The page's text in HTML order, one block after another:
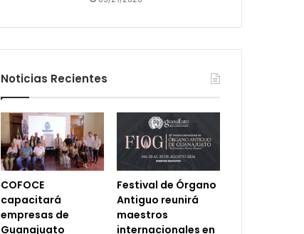
Noticias Recientes
COFOCE
capacitará
empresas de
Guanajuato
Festival de Órgano
Antiguo reunirá
maestros
internacionales en